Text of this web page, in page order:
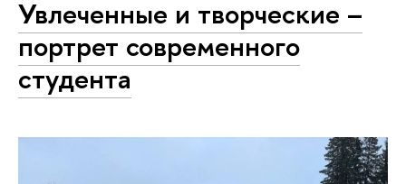
Увлеченные и творческие –
портрет современного
студента